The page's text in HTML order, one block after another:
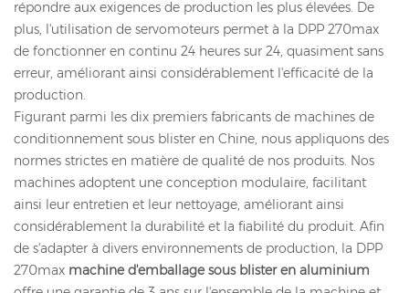
répondre aux exigences de production les plus élevées. De
plus, l'utilisation de servomoteurs permet à la DPP 270max
de fonctionner en continu 24 heures sur 24, quasiment sans
erreur, améliorant ainsi considérablement l'efficacité de la
production.
Figurant parmi les dix premiers fabricants de machines de
conditionnement sous blister en Chine, nous appliquons des
normes strictes en matière de qualité de nos produits. Nos
machines adoptent une conception modulaire, facilitant
ainsi leur entretien et leur nettoyage, améliorant ainsi
considérablement la durabilité et la fiabilité du produit. Afin
de s'adapter à divers environnements de production, la DPP
270max machine d'emballage sous blister en aluminium